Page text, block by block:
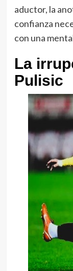
aductor, la
confianza
con una
La
Pulisic